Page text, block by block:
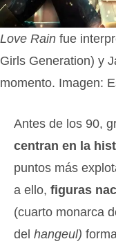
Love Rain fue
Girls Generation) y
momento. Imagen:
Antes de los 90,
centran en la
puntos más
a ello, figuras
(cuarto monarca
del hangeul)